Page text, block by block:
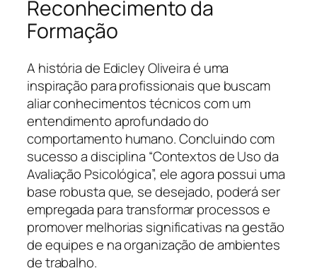
Reconhecimento da
Formação
A história de Edicley Oliveira é uma
inspiração para profissionais que buscam
aliar conhecimentos técnicos com um
entendimento aprofundado do
comportamento humano. Concluindo com
sucesso a disciplina “Contextos de Uso da
Avaliação Psicológica”, ele agora possui uma
base robusta que, se desejado, poderá ser
empregada para transformar processos e
promover melhorias significativas na gestão
de equipes e na organização de ambientes
de trabalho.